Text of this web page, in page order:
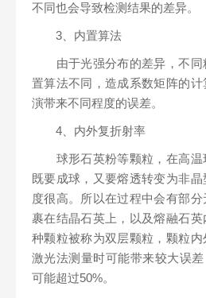
不同也会导致检测结果的差异。
3、内置算法
由于光强分布的差异，不同
置算法不同，造成系数矩阵的
演带来不同程度的误差。
4、内外复折射率
球形石英粉等颗粒，在高温
既要成球，又要熔透转变为非
度很高。所以在过程中会有部
裹在结晶石英上，以及熔融石
种颗粒被称为双层颗粒，颗粒
激光法测量时可能带来较大误
可能超过50%。